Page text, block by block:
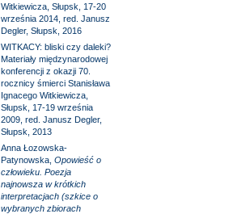
Witkiewicza, Słupsk, 17-20
września 2014, red. Janusz
Degler, Słupsk, 2016
WITKACY: bliski czy daleki?
Materiały międzynarodowej
konferencji z okazji 70.
rocznicy śmierci Stanisława
Ignacego Witkiewicza,
Słupsk, 17-19 września
2009, red. Janusz Degler,
Słupsk, 2013
Anna Łozowska-
Patynowska, Opowieść o
człowieku. Poezja
najnowsza w krótkich
interpretacjach (szkice o
wybranych zbiorach